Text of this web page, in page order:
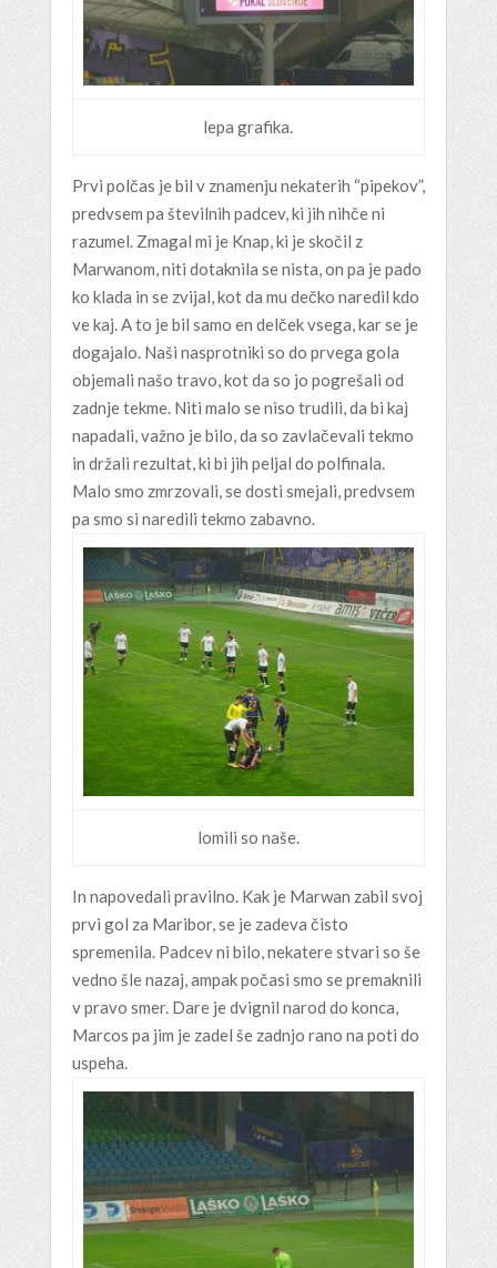
lepa grafika.
Prvi polčas je bil v znamenju nekaterih “pipekov”,
predvsem pa številnih padcev, ki jih nihče ni
razumel. Zmagal mi je Knap, ki je skočil z
Marwanom, niti dotaknila se nista, on pa je pado
ko klada in se zvijal, kot da mu dečko naredil kdo
ve kaj. A to je bil samo en delček vsega, kar se je
dogajalo. Naši nasprotniki so do prvega gola
objemali našo travo, kot da so jo pogrešali od
zadnje tekme. Niti malo se niso trudili, da bi kaj
napadali, važno je bilo, da so zavlačevali tekmo
in držali rezultat, ki bi jih peljal do polfinala.
Malo smo zmrzovali, se dosti smejali, predvsem
pa smo si naredili tekmo zabavno.
lomili so naše.
In napovedali pravilno. Kak je Marwan zabil svoj
prvi gol za Maribor, se je zadeva čisto
spremenila. Padcev ni bilo, nekatere stvari so še
vedno šle nazaj, ampak počasi smo se premaknili
v pravo smer. Dare je dvignil narod do konca,
Marcos pa jim je zadel še zadnjo rano na poti do
uspeha.